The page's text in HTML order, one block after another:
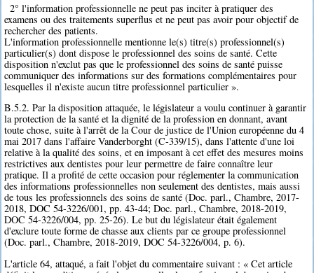
2° l'information professionnelle ne peut pas inciter à pratiquer des
examens ou des traitements superflus et ne peut pas avoir pour objectif de
rechercher des patients.
L'information professionnelle mentionne le(s) titre(s) professionnel(s)
particulier(s) dont dispose le professionnel des soins de santé. Cette
disposition n'exclut pas que le professionnel des soins de santé puisse
communiquer des informations sur des formations complémentaires pour
lesquelles il n'existe aucun titre professionnel particulier ».
B.5.2. Par la disposition attaquée, le législateur a voulu continuer à garantir
la protection de la santé et la dignité de la profession en donnant, avant
toute chose, suite à l'arrêt de la Cour de justice de l'Union européenne du 4
mai 2017 dans l'affaire Vanderborght (C-339/15), dans l'attente d'une loi
relative à la qualité des soins, et en imposant à cet effet des mesures moins
restrictives aux dentistes pour leur permettre de faire connaître leur
pratique. Il a profité de cette occasion pour réglementer la communication
des informations professionnelles non seulement des dentistes, mais aussi
de tous les professionnels des soins de santé (Doc. parl., Chambre, 2017-
2018, DOC 54-3226/001, pp. 43-44; Doc. parl., Chambre, 2018-2019,
DOC 54-3226/004, pp. 25-26). Le but du législateur était également
d'exclure toute forme de chasse aux clients par ce groupe professionnel
(Doc. parl., Chambre, 2018-2019, DOC 54-3226/004, p. 6).
L'article 64, attaqué, a fait l'objet du commentaire suivant : « Cet article